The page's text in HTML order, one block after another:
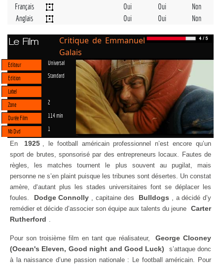
Français
Oui Oui
Non
Anglais
Oui Oui Non
Le Film
Critique de Emmanuel
Galais
Editeur Universal
Edition Standard
Label
Zone
2
Durée Film 114 min
Nb Dvd 1
En 1925 , le football américain professionnel n’est encore qu’un
sport de brutes, sponsorisé par des entrepreneurs locaux. Fautes de
règles, les matches tournent le plus souvent au pugilat, mais
personne ne s’en plaint puisque les tribunes sont désertes. Un constat
amère, d‘autant plus les stades universitaires font se déplacer les
foules.
Dodge Connolly , capitaine des Bulldogs , a décidé d’y
remédier et décide d’associer son équipe aux talents du jeune Carter
Rutherford .
Pour son troisième film en tant que réalisateur,
George Clooney
(Ocean's Eleven, Good night and Good Luck)
s’attaque donc
à la naissance d’une passion nationale : Le football américain. Pour